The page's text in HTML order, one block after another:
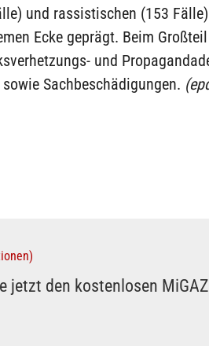
und rassistischen (153
Ecke geprägt. Beim
und
Sachbeschädigungen.
jetzt den kostenlosen